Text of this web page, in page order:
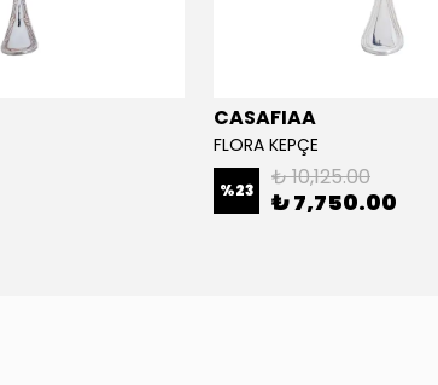
CASAFIAA
FLORA KEPÇE
%23 ₺ 10,125.00
₺ 7,750.00